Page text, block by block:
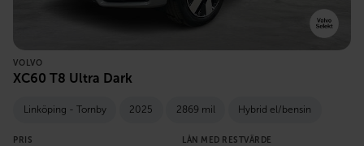
VOLVO
XC60 T8 Ultra Dark
Linköping - Tornby 2025 2869 mil Hybrid el/bensin
PRIS LÅN MED RESTVÄRDE